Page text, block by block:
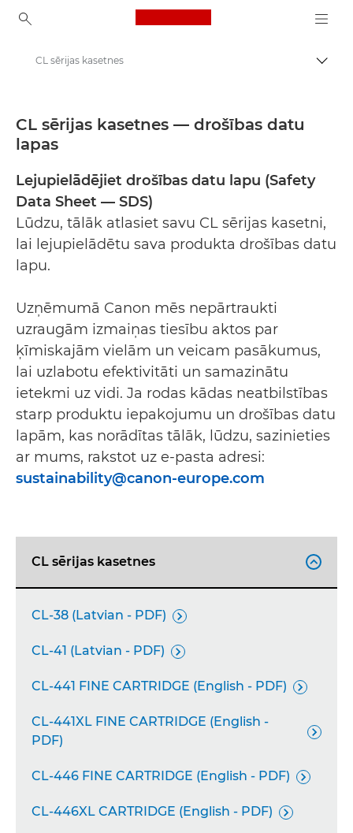
Canon Logo, back to
Drošības datu lapas
CL sērijas kasetnes
CL sērijas kasetnes — drošības datu
lapas
Lejupielādējiet drošības datu lapu (Safety
Data Sheet — SDS)
Lūdzu, tālāk atlasiet savu CL sērijas kasetni,
lai lejupielādētu sava produkta drošības datu
lapu.
Uzņēmumā Canon mēs nepārtraukti
uzraugām izmaiņas tiesību aktos par
ķīmiskajām vielām un veicam pasākumus,
lai uzlabotu efektivitāti un samazinātu
ietekmi uz vidi. Ja rodas kādas neatbilstības
starp produktu iepakojumu un drošības datu
lapām, kas norādītas tālāk, lūdzu, sazinieties
ar mums, rakstot uz e-pasta adresi:
sustainability@canon-europe.com
CL sērijas kasetnes 
CL-38 (Latvian - PDF) 
CL-41 (Latvian - PDF) 
CL-441 FINE CARTRIDGE (English - PDF) 
CL-441XL FINE CARTRIDGE (English -
PDF)

CL-446 FINE CARTRIDGE (English - PDF) 
CL-446XL CARTRIDGE (English - PDF) 